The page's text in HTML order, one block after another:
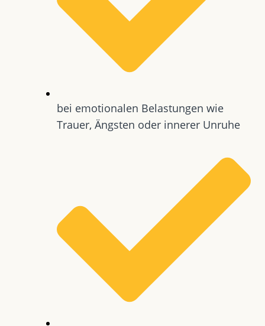
bei emotionalen Belastungen wie
Trauer, Ängsten oder innerer Unruhe